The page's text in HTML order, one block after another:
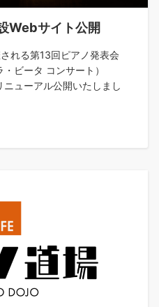
Webサイト公開
れる第13回ピアノ発表会
ビータ コンサート）
ューアル公開いたしまし